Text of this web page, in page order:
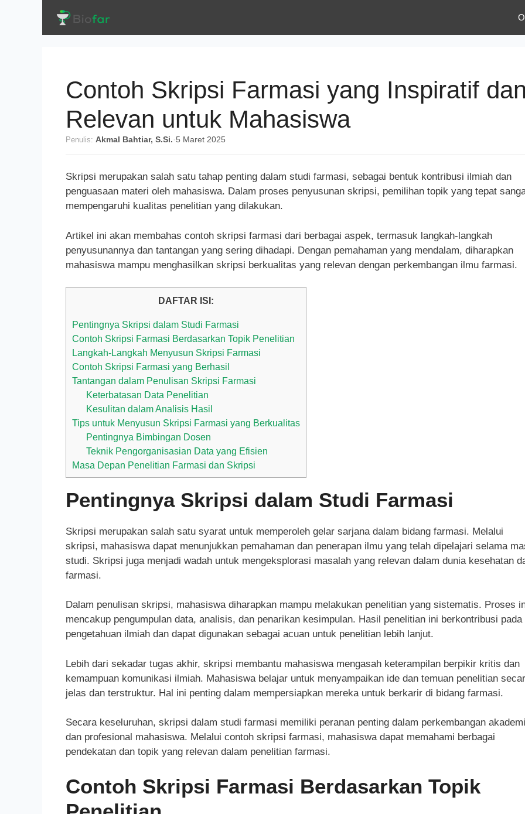
Contoh Skripsi Farmasi yang Inspiratif
Relevan untuk Mahasiswa
Penulis: Akmal Bahtiar, S.Si. ·5 Maret 2025
Skripsi merupakan salah satu tahap penting dalam studi farmasi, sebagai bentuk kontribusi ilmiah dan
penguasaan materi oleh mahasiswa. Dalam proses penyusunan skripsi, pemilihan topik yang tepat
mempengaruhi kualitas penelitian yang dilakukan.
Artikel ini akan membahas contoh skripsi farmasi dari berbagai aspek, termasuk langkah-langkah
penyusunannya dan tantangan yang sering dihadapi. Dengan pemahaman yang mendalam, diharapkan
mahasiswa mampu menghasilkan skripsi berkualitas yang relevan dengan perkembangan ilmu farmasi.
DAFTAR ISI:
Pentingnya Skripsi dalam Studi Farmasi
Contoh Skripsi Farmasi Berdasarkan Topik Penelitian
Langkah-Langkah Menyusun Skripsi Farmasi
Contoh Skripsi Farmasi yang Berhasil
Tantangan dalam Penulisan Skripsi Farmasi
Keterbatasan Data Penelitian
Kesulitan dalam Analisis Hasil
Tips untuk Menyusun Skripsi Farmasi yang Berkualitas
Pentingnya Bimbingan Dosen
Teknik Pengorganisasian Data yang Efisien
Masa Depan Penelitian Farmasi dan Skripsi
Pentingnya Skripsi dalam Studi Farmasi
Skripsi merupakan salah satu syarat untuk memperoleh gelar sarjana dalam bidang farmasi. Melalui
skripsi, mahasiswa dapat menunjukkan pemahaman dan penerapan ilmu yang telah dipelajari selama
studi. Skripsi juga menjadi wadah untuk mengeksplorasi masalah yang relevan dalam dunia kesehatan
farmasi.
Dalam penulisan skripsi, mahasiswa diharapkan mampu melakukan penelitian yang sistematis. Proses
mencakup pengumpulan data, analisis, dan penarikan kesimpulan. Hasil penelitian ini berkontribusi pada
pengetahuan ilmiah dan dapat digunakan sebagai acuan untuk penelitian lebih lanjut.
Lebih dari sekadar tugas akhir, skripsi membantu mahasiswa mengasah keterampilan berpikir kritis dan
kemampuan komunikasi ilmiah. Mahasiswa belajar untuk menyampaikan ide dan temuan penelitian
jelas dan terstruktur. Hal ini penting dalam mempersiapkan mereka untuk berkarir di bidang farmasi.
Secara keseluruhan, skripsi dalam studi farmasi memiliki peranan penting dalam perkembangan
dan profesional mahasiswa. Melalui contoh skripsi farmasi, mahasiswa dapat memahami berbagai
pendekatan dan topik yang relevan dalam penelitian farmasi.
Contoh Skripsi Farmasi Berdasarkan Topik